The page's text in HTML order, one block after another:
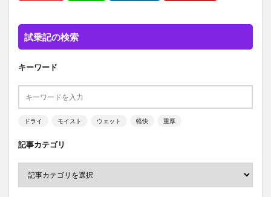
試乗記の検索
キーワード
ドライ モイスト ウェット 軽快 重厚
記事カテゴリ